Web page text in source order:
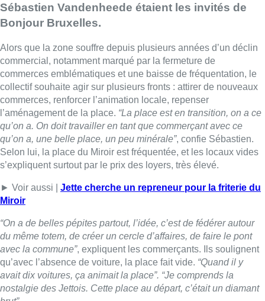
s’expliquent surtout par le prix des loyers, très élevé.
► Voir aussi |Jette cherche un repreneur pour la friterie du
“On a de belles pépites partout, l’idée, c’est de fédérer autour
du même totem, de créer un cercle d’affaires, de faire le pont
avec la commune”, expliquent les commerçants. Ils soulignent
qu’avec l’absence de voiture, la place fait vide.“Quand il y
avait dix voitures, ça animait la place”. “Je comprends la
nostalgie des Jettois. Cette place au départ, c’était un diamant
brut”.
Un premier événement est prévu le 16 juin pour officialiser le
■ Interview de
Lire aussi :
718e plantation du Meyboom : ce
qu’il faut savoir avant l’événement